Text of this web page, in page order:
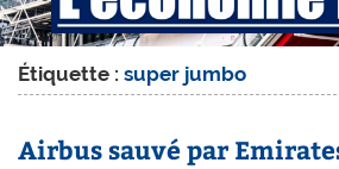
Étiquette :super jumbo
Airbus sauvé par